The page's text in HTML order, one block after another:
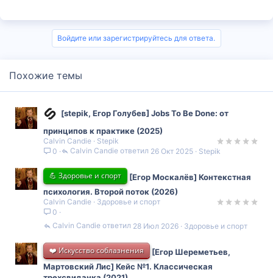
Войдите или зарегистрируйтесь для ответа.
Похожие темы
[stepik, Егор Голубев] Jobs To Be Done: от
принципов к практике (2025)
Calvin Candie
Stepik
0
Stepik
26 Окт 2025
Calvin Candie
💪 Здоровье и спорт
[Егор Москалёв] Контекстная
психология. Второй поток (2026)
Calvin Candie
Здоровье и спорт
0
Здоровье и спорт
28 Июл 2026
Calvin Candie
❤️ Искусство соблазнения
[Егор Шереметьев,
Мартовский Лис] Кейс №1. Классическая